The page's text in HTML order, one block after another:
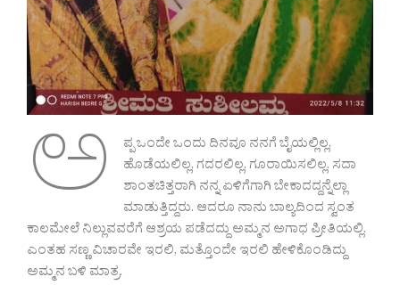
ಅ ಪ್ಪ ಒಂದೇ ಒಂದು ದಿನವೂ ನನಗೆ ಬೈಯಲ್ಲಿಲ್ಲ,
ಹೊಡೆಯಲಿಲ್ಲ, ಗದರಲಿಲ್ಲ, ಗೂರಾಯಿಸಲಿಲ್ಲ. ಸದಾ
ಶಾಂತಚಿತ್ತರಾಗಿ ನನ್ನ ಏಳಿಗೆಗಾಗಿ ಬೇಕಾದದ್ದನ್ನೆಲ್ಲಾ
ಮಾಡುತ್ತಿದ್ದರು. ಆದರೂ ನಾನು ಬಾಲ್ಯದಿಂದ ಸ್ವಂತ
ಕಾಲಮೇಲೆ ನಿಲ್ಲುವವರೆಗೆ ಆಶ್ರಯ ಪಡೆದದ್ದು ಅಮ್ಮನ ಅಗಾಧ ಪ್ರೀತಿಯಲ್ಲಿ.
ಎಂತಹ ಸಣ್ಣ ವಿಚಾರವೇ ಇರಲಿ, ಮತ್ತೊಂದೇ ಇರಲಿ ಹೇಳಿಕೊಂಡಿದ್ದು
ಅಮ್ಮನ ಬಳಿ ಮಾತ್ರ.